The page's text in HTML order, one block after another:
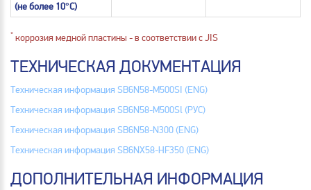
(не более 10°C)
* коррозия медной пластины - в соответствии с JIS
ТЕХНИЧЕСКАЯ ДОКУМЕНТАЦИЯ
Техническая информация SB6N58-M500SI (ENG)
Техническая информация SB6N58-M500Sl (РУС)
Техническая информация SB6N58-N300 (ENG)
Техническая информация SB6NX58-HF350 (ENG)
ДОПОЛНИТЕЛЬНАЯ ИНФОРМАЦИЯ